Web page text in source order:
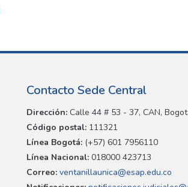
Contacto Sede Central
Dirección: Calle 44 # 53 - 37, CAN,
Código postal: 111321
Línea Bogotá: (+57) 601 7956110
Línea Nacional: 018000 423713
Correo: ventanillaunica@esap.edu.co